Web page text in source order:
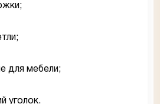
для мебели;
уголок.